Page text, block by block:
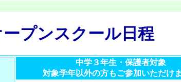
オープンスクー
中学３年生・保護者対象
対象学年以外の方もご参加いただけ